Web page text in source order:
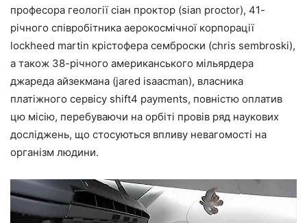
професора геології сіан проктор (sian proctor), 41-
річного співробітника аерокосмічної корпорації
lockheed martin крістофера семброски (chris sembroski),
а також 38-річного американського мільярдера
джареда айзекмана (jared isaacman), власника
платіжного сервісу shift4 payments, повністю оплатив
цю місію, перебуваючи на орбіті провів ряд наукових
досліджень, що стосуються впливу невагомості на
організм людини.